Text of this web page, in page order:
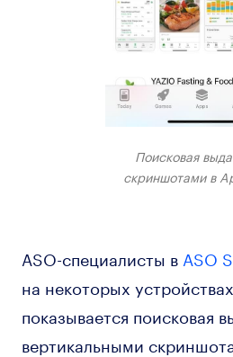
Поисковая
скриншотами в
ASO-специалисты в ASO
на некоторых
показывается поисковая
вертикальными